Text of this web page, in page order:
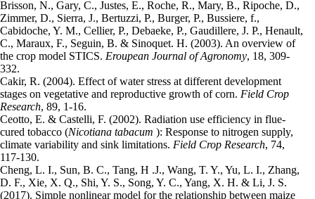
Brisson, N., Gary, C., Justes, E., Roche, R., Mary, B., Ripoche, D.,
Zimmer, D., Sierra, J., Bertuzzi, P., Burger, P., Bussiere, f.,
Cabidoche, Y. M., Cellier, P., Debaeke, P., Gaudillere, J. P., Henault,
C., Maraux, F., Seguin, B. & Sinoquet. H. (2003). An overview of
the crop model STICS. Eroupean Journal of Agronomy, 18, 309-
332.
Cakir, R. (2004). Effect of water stress at different development
stages on vegetative and reproductive growth of corn. Field Crop
Research, 89, 1-16.
Ceotto, E. & Castelli, F. (2002). Radiation use efficiency in flue-
cured tobacco (Nicotiana tabacum ): Response to nitrogen supply,
climate variability and sink limitations. Field Crop Research, 74,
117-130.
Cheng, L. I., Sun, B. C., Tang, H .J., Wang, T. Y., Yu, L. I., Zhang,
D. F., Xie, X. Q., Shi, Y. S., Song, Y. C., Yang, X. H. & Li, J. S.
(2017). Simple nonlinear model for the relationship between maize